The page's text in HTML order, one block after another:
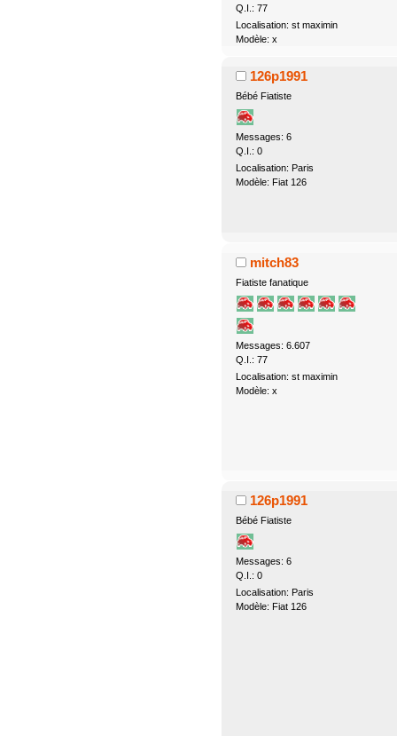
Q.I.: 77
Localisation: st maximin
Modèle: x
126p1991
Bébé Fiatiste
Messages: 6
Q.I.: 0
Localisation: Paris
Modèle: Fiat 126
mitch83
Fiatiste fanatique
Messages: 6.607
Q.I.: 77
Localisation: st maximin
Modèle: x
126p1991
Bébé Fiatiste
Messages: 6
Q.I.: 0
Localisation: Paris
Modèle: Fiat 126